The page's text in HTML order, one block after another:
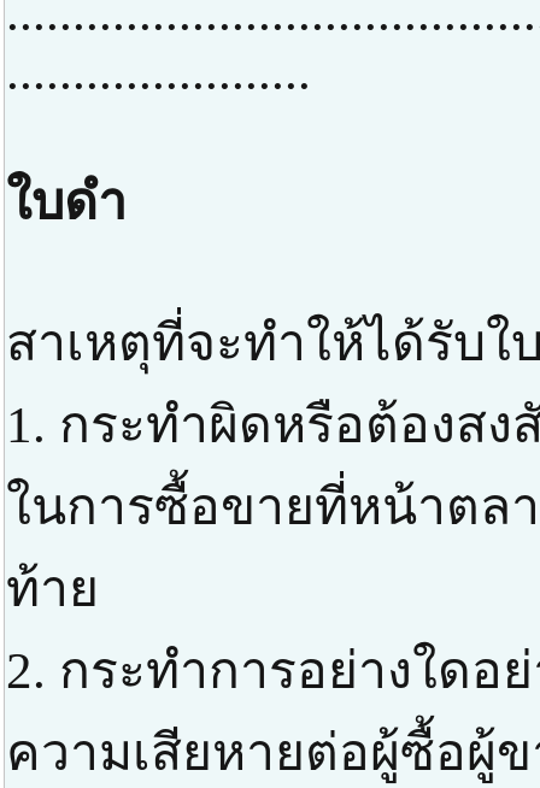
.......................
ใบดำ
สาเหตุที่จะทำให้ได้รับใ
1. กระทำผิดหรือต้องส
ในการซื้อขายที่หน้าตล
ท้าย
2. กระทำการอย่างใดอ
ความเสียหายต่อผู้ซื้อผู้